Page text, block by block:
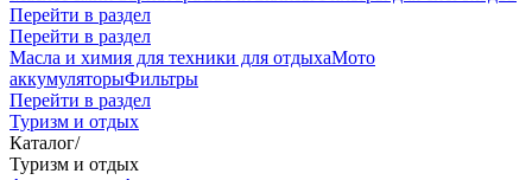
Перейти в раздел
Перейти в раздел
Масла и химия для техники для отдыхаМото
аккумуляторыФильтры
Перейти в раздел
Туризм и отдых
Каталог/
Туризм и отдых